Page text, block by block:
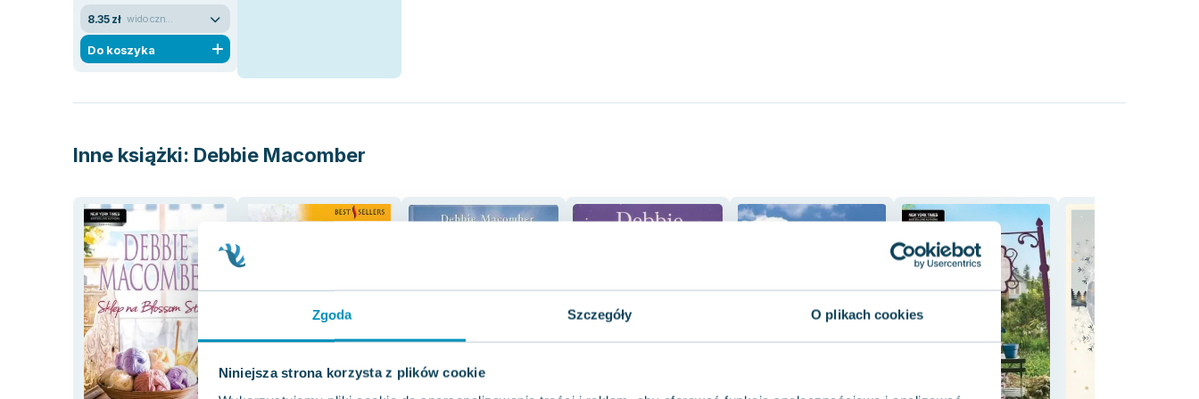
Zgoda Szczegóły O plikach cookies
Niniejsza strona korzysta z plików cookie
8.35 zł widoczne ślady używania
Do koszyka
Inne książki: Debbie Macomber